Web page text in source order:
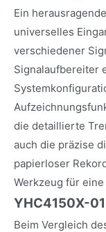
Ein
universelles
verschiedener
Signalaufbereiter
die detaillierte
auch die präzise
papierloser
Werkzeug für
YHC4150X-
Beim Vergleich